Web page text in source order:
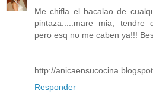
Me chifla el bacalao de
pintaza.....mare mia, tendre
pero esq no me caben ya!!!
http://
Responder